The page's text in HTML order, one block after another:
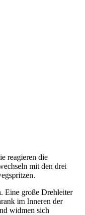
reagieren die
mit den drei
Eine große Drehleiter
im Inneren der
widmen sich